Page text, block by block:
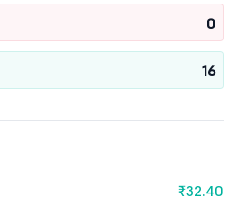
0
16
₹32.40